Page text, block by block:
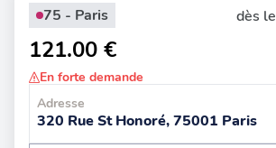
75 - Paris dès le
121.00 €
En forte demande
Adresse
320 Rue St Honoré, 75001 Paris